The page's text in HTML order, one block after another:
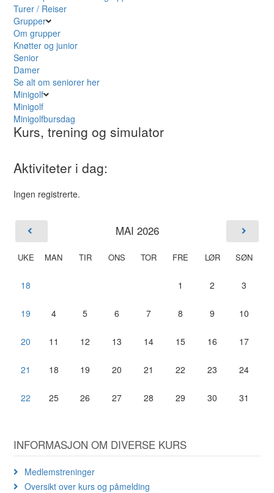
Turer / Reiser
Grupper
Om grupper
Knøtter og junior
Senior
Damer
Se alt om seniorer her
Minigolf
Minigolf
Minigolfbursdag
Kurs, trening og simulator
Aktiviteter i dag:
Ingen registrerte.
MAI 2026
UKE MAN TIR ONS TOR FRE LØR SØN
18 1 2 3
19 4 5 6 7 8 9 10
20 11 12 13 14 15 16 17
21 18 19 20 21 22 23 24
22 25 26 27 28 29 30 31
INFORMASJON OM DIVERSE KURS
Medlemstreninger
Oversikt over kurs og påmelding